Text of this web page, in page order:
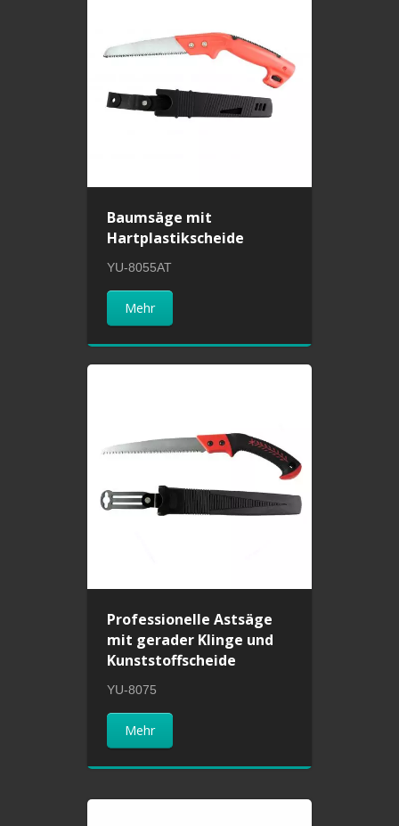
Baumsäge mit
Hartplastikscheide
YU-8055AT
Mehr
Professionelle Astsäge
mit gerader Klinge und
Kunststoffscheide
YU-8075
Mehr